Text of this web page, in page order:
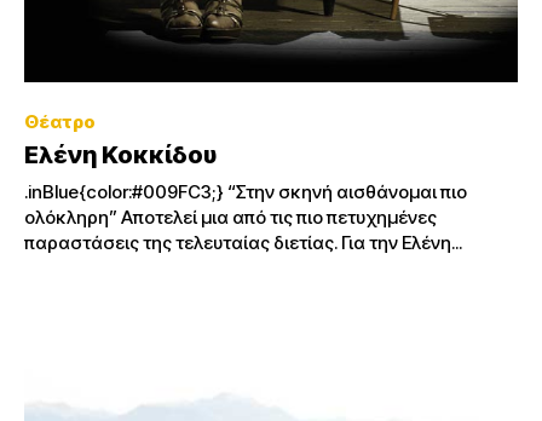
Θέατρο
Ελένη Κοκκίδου
.inBlue{color:#009FC3;} “Στην σκηνή αισθάνομαι πιο
ολόκληρη” Αποτελεί μια από τις πιο πετυχημένες
παραστάσεις της τελευταίας διετίας. Για την Ελένη...